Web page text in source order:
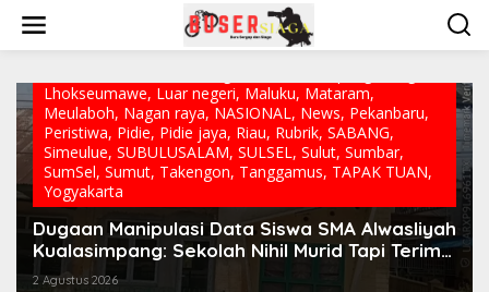
w
Aceh jaya
Aceh tamiang,Aceh timur
Aceh
Bekasi,Bener Meriah,
Berita,Berita Utama,Bireun,Dunia,Gayo lues,Gowa,
Lhokseumawe, Luar negeri, Maluku, Mataram,
Meulaboh, Nagan raya, NASIONAL, News, Pekanbaru,
Peristiwa, Pidie, Pidie jaya, Riau, Rubrik, SABANG,
Simeulue, SUBULUSALAM, SULSEL, Sulut, Sumbar,
SumSel, Sumut, Takengon, Tanggamus, TAPAK TUAN,
Yogyakarta
Dugaan Manipulasi Data Siswa SMA Alwasliyah
Kualasimpang: Sekolah Nihil Murid Tapi Terima
Dana BOS & Paket Makan Bergizi
2 Agustus 2026